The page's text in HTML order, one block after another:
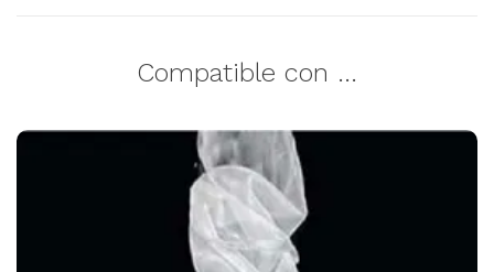
Compatible con ...